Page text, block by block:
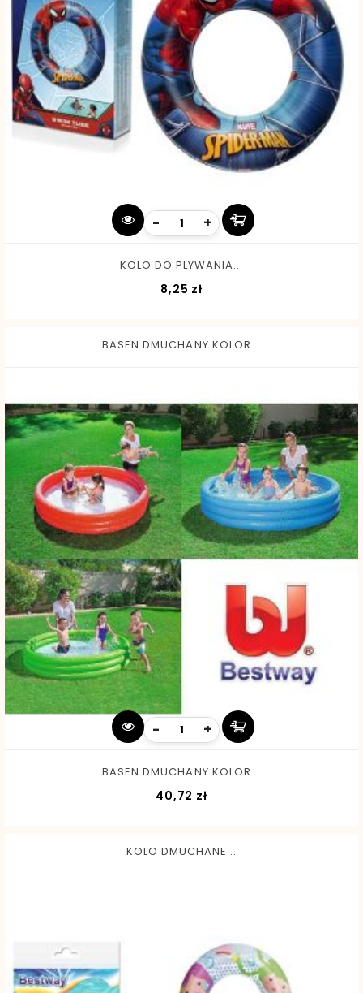
- +
KOLO DO PLYWANIA...
8,25 zł
BASEN DMUCHANY KOLOR...
- +
BASEN DMUCHANY KOLOR...
40,72 zł
KOLO DMUCHANE...